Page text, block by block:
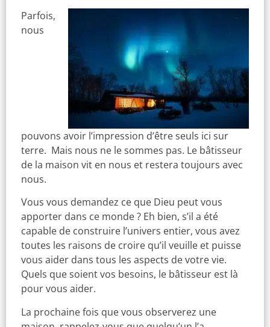
Parfois,
nous
pouvons avoir l’impression d’être seuls ici sur
terre. Mais nous ne le sommes pas. Le bâtisseur
de la maison vit en nous et restera toujours avec
nous.
Vous vous demandez ce que Dieu peut vous
apporter dans ce monde ? Eh bien, s’il a été
capable de construire l’univers entier, vous avez
toutes les raisons de croire qu’il veuille et puisse
vous aider dans tous les aspects de votre vie.
Quels que soient vos besoins, le bâtisseur est là
pour vous aider.
La prochaine fois que vous observerez une